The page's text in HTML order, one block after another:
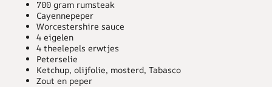
700 gram rumsteak
Cayennepeper
Worcestershire sauce
4 eigelen
4 theelepels erwtjes
Peterselie
Ketchup, olijfolie, mosterd, Tabasco
Zout en peper